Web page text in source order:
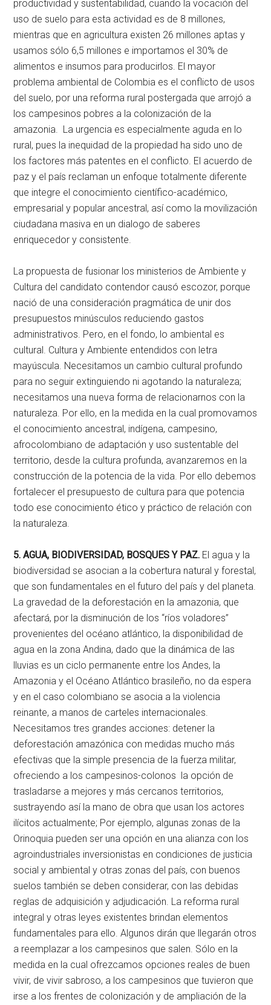
productividad y sustentabilidad, cuando la vocación del
uso de suelo para esta actividad es de 8 millones,
mientras que en agricultura existen 26 millones aptas y
usamos sólo 6,5 millones e importamos el 30% de
alimentos e insumos para producirlos. El mayor
problema ambiental de Colombia es el conflicto de usos
del suelo, por una reforma rural postergada que arrojó a
los campesinos pobres a la colonización de la
amazonia. La urgencia es especialmente aguda en lo
rural, pues la inequidad de la propiedad ha sido uno de
los factores más patentes en el conflicto. El acuerdo de
paz y el país reclaman un enfoque totalmente diferente
que integre el conocimiento científico-académico,
empresarial y popular ancestral, así como la movilización
ciudadana masiva en un dialogo de saberes
enriquecedor y consistente.
La propuesta de fusionar los ministerios de Ambiente y
Cultura del candidato contendor causó escozor, porque
nació de una consideración pragmática de unir dos
presupuestos minúsculos reduciendo gastos
administrativos. Pero, en el fondo, lo ambiental es
cultural. Cultura y Ambiente entendidos con letra
mayúscula. Necesitamos un cambio cultural profundo
para no seguir extinguiendo ni agotando la naturaleza;
necesitamos una nueva forma de relacionarnos con la
naturaleza. Por ello, en la medida en la cual promovamos
el conocimiento ancestral, indígena, campesino,
afrocolombiano de adaptación y uso sustentable del
territorio, desde la cultura profunda, avanzaremos en la
construcción de la potencia de la vida. Por ello debemos
fortalecer el presupuesto de cultura para que potencia
todo ese conocimiento ético y práctico de relación con
la naturaleza.
5. AGUA, BIODIVERSIDAD, BOSQUES Y PAZ. El agua y la
biodiversidad se asocian a la cobertura natural y forestal,
que son fundamentales en el futuro del país y del planeta.
La gravedad de la deforestación en la amazonia, que
afectará, por la disminución de los “ríos voladores”
provenientes del océano atlántico, la disponibilidad de
agua en la zona Andina, dado que la dinámica de las
lluvias es un ciclo permanente entre los Andes, la
Amazonia y el Océano Atlántico brasileño, no da espera
y en el caso colombiano se asocia a la violencia
reinante, a manos de carteles internacionales.
Necesitamos tres grandes acciones: detener la
deforestación amazónica con medidas mucho más
efectivas que la simple presencia de la fuerza militar,
ofreciendo a los campesinos-colonos la opción de
trasladarse a mejores y más cercanos territorios,
sustrayendo así la mano de obra que usan los actores
ilícitos actualmente; Por ejemplo, algunas zonas de la
Orinoquia pueden ser una opción en una alianza con los
agroindustriales inversionistas en condiciones de justicia
social y ambiental y otras zonas del país, con buenos
suelos también se deben considerar, con las debidas
reglas de adquisición y adjudicación. La reforma rural
integral y otras leyes existentes brindan elementos
fundamentales para ello. Algunos dirán que llegarán otros
a reemplazar a los campesinos que salen. Sólo en la
medida en la cual ofrezcamos opciones reales de buen
vivir, de vivir sabroso, a los campesinos que tuvieron que
irse a los frentes de colonización y de ampliación de la